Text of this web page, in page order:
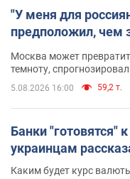
"У меня для
предположил, чем
Москва может
темноту,
5.08.2026 16:00 59,2 т.
Банки "готовятся"
украинцам
Каким будет курс